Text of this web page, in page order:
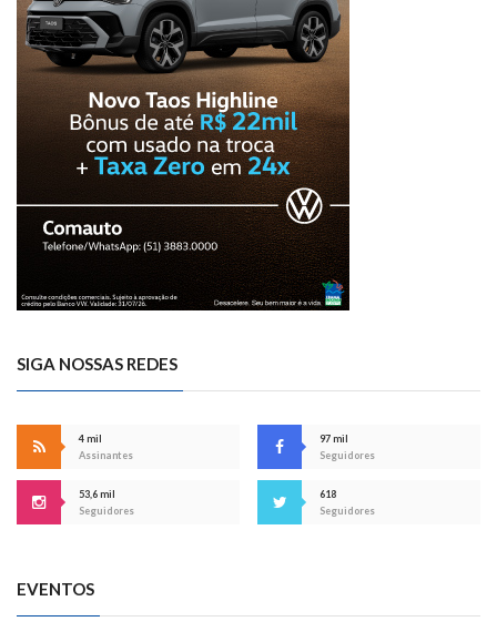
SIGA NOSSAS REDES
4 mil
Assinantes
97 mil
Seguidores
53,6 mil
Seguidores
618
Seguidores
EVENTOS